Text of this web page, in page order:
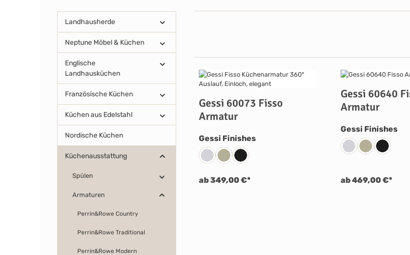
Landhausherde
Neptune Möbel & Küchen
Englische
Landhausküchen
Französische Küchen
Küchen aus Edelstahl
Nordische Küchen
Küchenausstattung
Spülen
Armaturen
Perrin&Rowe Country
Perrin&Rowe Traditional
Perrin&Rowe Modern
Gessi 60073 Fisso
Armatur
Gessi Finishesauswählen
031 Chrom149 Finox Nickel Gebürstet
299 Schwarz Matt
ab 349,00 €*
Gessi 60640
Armatur
Gessi Finishes
031 Chrom
149 Finox
299
ab 469,00 €*